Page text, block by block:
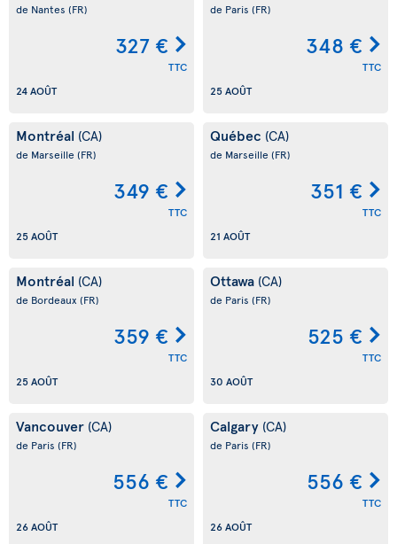
de Nantes (FR)
327 €
TTC
24 AOÛT
de Paris (FR)
348 €
TTC
25 AOÛT
Montréal (CA)
de Marseille (FR)
349 €
TTC
25 AOÛT
Québec (CA)
de Marseille (FR)
351 €
TTC
21 AOÛT
Montréal (CA)
de Bordeaux (FR)
359 €
TTC
25 AOÛT
Ottawa (CA)
de Paris (FR)
525 €
TTC
30 AOÛT
Vancouver (CA)
de Paris (FR)
556 €
TTC
26 AOÛT
Calgary (CA)
de Paris (FR)
556 €
TTC
26 AOÛT